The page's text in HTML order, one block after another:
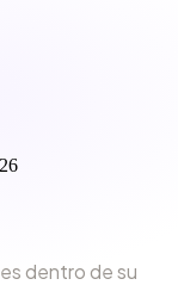
dentro de su